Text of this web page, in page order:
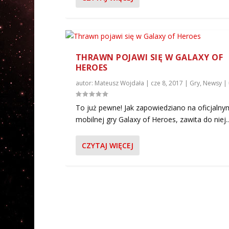
THRAWN POJAWI SIĘ W GALAXY OF
HEROES
autor: Mateusz Wojdała | cze 8, 2017 | Gry, Newsy|
To już pewne! Jak zapowiedziano na
mobilnej gry Galaxy of Heroes, zawita do
CZYTAJ WIĘCEJ